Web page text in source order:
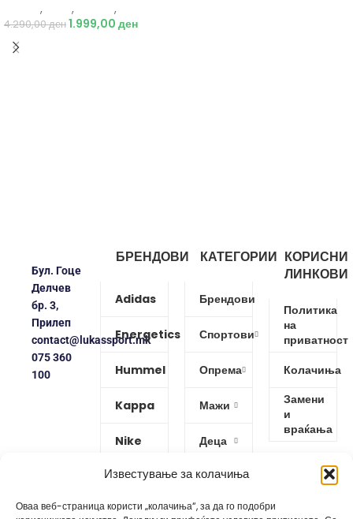
Известување за колачиња
Оваа веб-страница користи „колачиња“, за да го подобри
, , ,
4.290,00ден1.999,00 ден
Бул. Гоце
Делчев
бр. 3,
Прилеп
contact@lukassport.mk
075 360
100
БРЕНДОВИ
Adidas
Energetics
Hummel
Kappa
Nike
Protouch
Puma
КАТЕГОРИИ
Брендови
Спортови
Опрема
Мажи
Деца
Жени
КОРИСНИ
ЛИНКОВИ
Политика
на
приватност
Колачиња
Замени
и
враќања